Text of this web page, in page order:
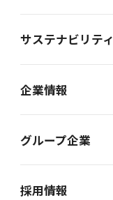
サステナビリティ
企業情報
グループ企業
採用情報